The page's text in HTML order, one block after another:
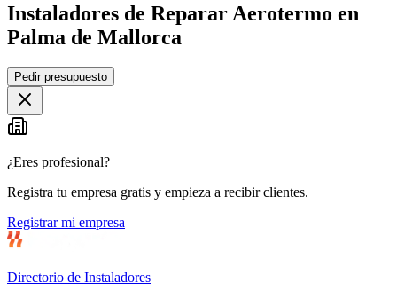
Instaladores de Reparar Aerotermo en
Palma de Mallorca
+
−
Pedir presupuesto
¿Eres profesional?
Registra tu empresa gratis y empieza a recibir clientes.
Registrar mi empresa
Directorio de Instaladores